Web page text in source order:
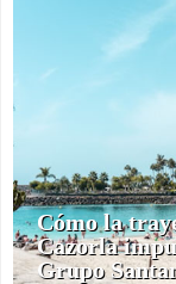
Cómo la
Cazorla
Grupo